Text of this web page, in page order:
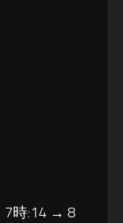
時:14 → 8